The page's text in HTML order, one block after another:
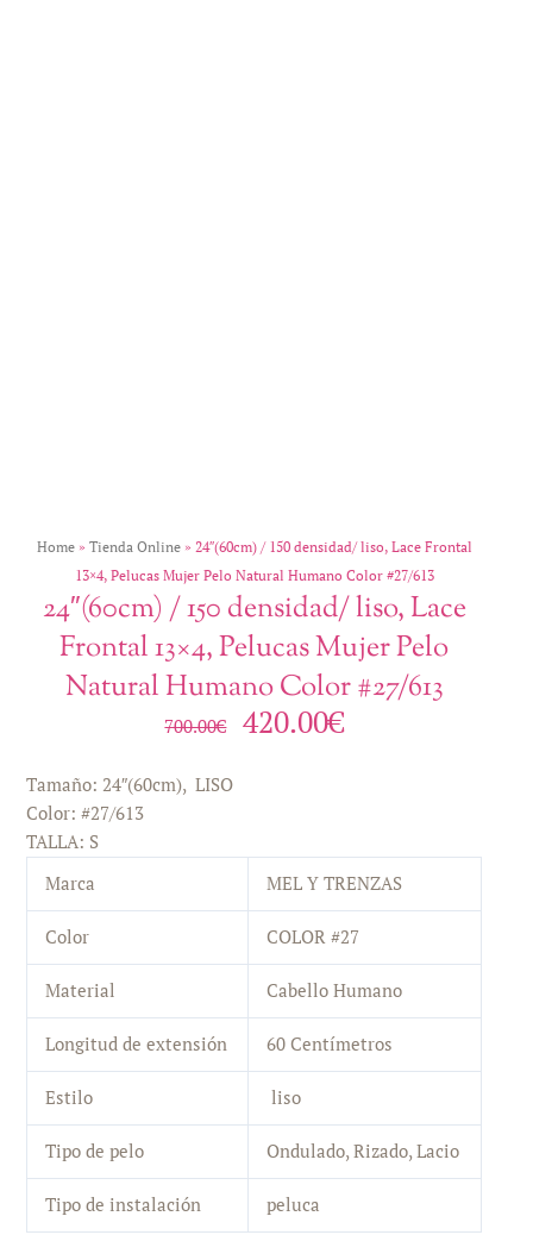
Home» Tienda Online» 24″(60cm) / 150 densidad/ liso, Lace Frontal
13×4, Pelucas Mujer Pelo Natural Humano Color #27/613
24″(60cm) / 150 densidad/ liso, Lace
Frontal 13×4, Pelucas Mujer Pelo
Natural Humano Color #27/613
700.00€
El
420.00€El
Tamaño: 24″(60cm), LISO
Color: #27/613
TALLA: S
Marca
MEL Y TRENZAS
Color COLOR #27
Material Cabello Humano
Longitud de extensión 60 Centímetros
Estilo liso
Tipo de pelo Ondulado, Rizado, Lacio
Tipo de instalación peluca